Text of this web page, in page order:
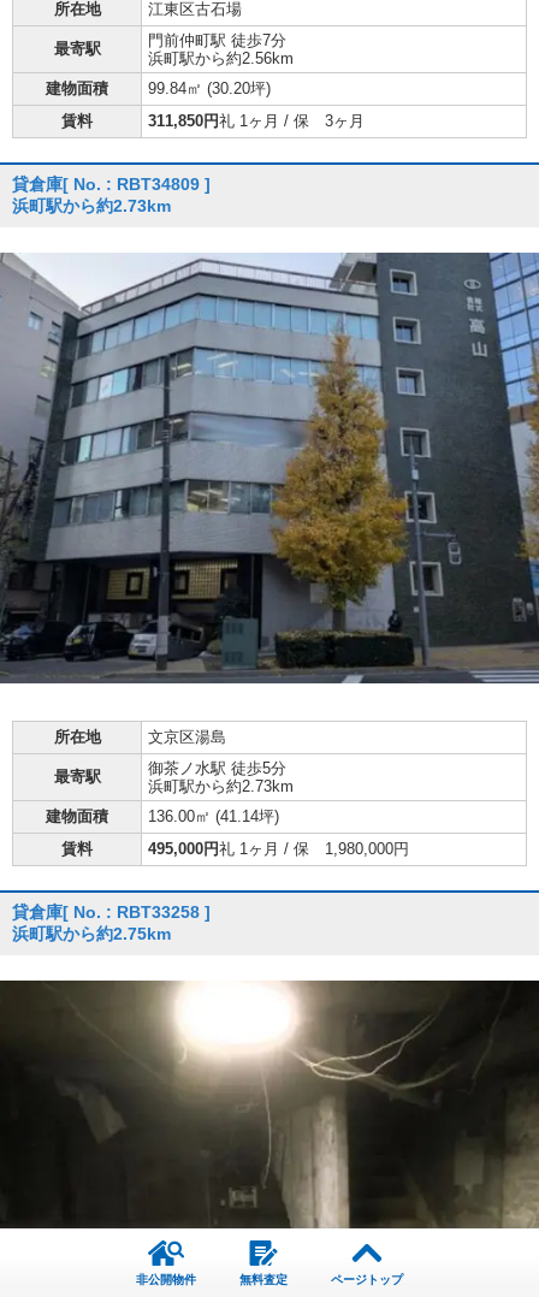
所在地 江東区古石場
最寄駅
門前仲町駅 徒歩7分
浜町駅から約2.56km
建物面積
99.84㎡ (30.20坪)
賃料
311,850円礼 1ヶ月 / 保 3ヶ月
貸倉庫[ No. : RBT34809 ]
浜町駅から約2.73km
所在地 文京区湯島
最寄駅
御茶ノ水駅 徒歩5分
浜町駅から約2.73km
建物面積
136.00㎡ (41.14坪)
賃料
495,000円礼 1ヶ月 / 保 1,980,000円
貸倉庫[ No. : RBT33258 ]
浜町駅から約2.75km
非公開物件 無料査定 ページトップ